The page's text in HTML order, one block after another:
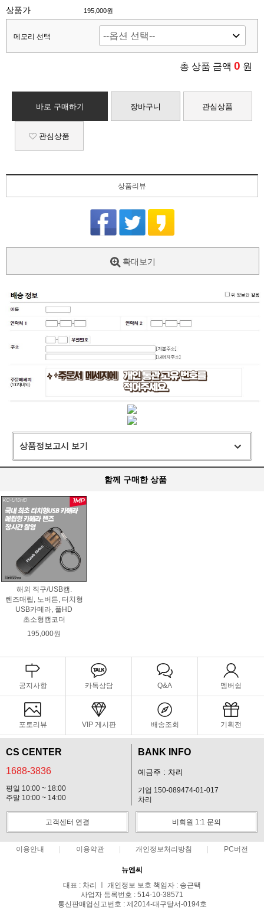
상품가 195,000원
메모리 선택
총 상품 금액 0 원
바로 구매하기 장바구니 관심상품
관심상품
상품리뷰
확대보기
상품정보고시 보기
함께 구매한 상품
해외 직구/USB캠.
렌즈매립, 노버튼, 터치형
USB카메라, 풀HD
초소형캠코더
195,000원
공지사항 카톡상담 Q&A 멤버쉽
포토리뷰 VIP 게시판 배송조회 기획전
CS CENTER
1688-3836
평일 10:00 ~ 18:00
주말 10:00 ~ 14:00
BANK INFO
예금주 : 차리
기업 150-089474-01-017
차리
고객센터 연결 비회원 1:1 문의
이용안내 이용약관 개인정보처리방침 PC버전
뉴엔씨
대표 : 차리 ㅣ 개인정보 보호 책임자 : 송근택
사업자 등록번호 : 514-10-38571
통신판매업신고번호 : 제2014-대구달서-0194호